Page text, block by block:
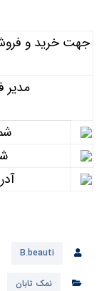
جهت خرید و فروش
مدیر
B.beauti
نمک تابان